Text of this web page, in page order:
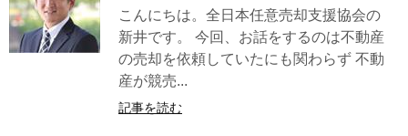
こんにちは。全日本任意売却支援協会の
新井です。 今回、お話をするのは不動産
の売却を依頼していたにも関わらず 不動
産が競売...
記事を読む